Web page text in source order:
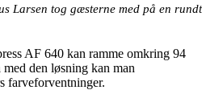
Larsen tog gæsterne med på en
AF 640 kan ramme omkring 94
den løsning kan man
farveforventninger.